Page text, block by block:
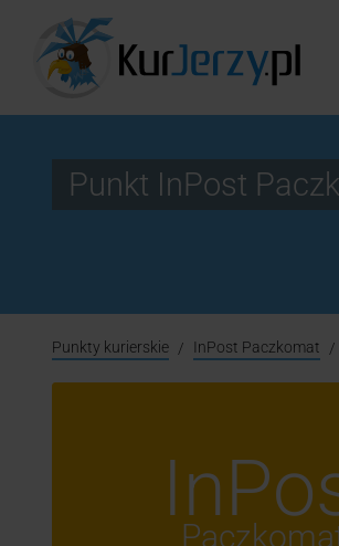
Punkt InPost
Punkty kurierskie InPost Paczkomat